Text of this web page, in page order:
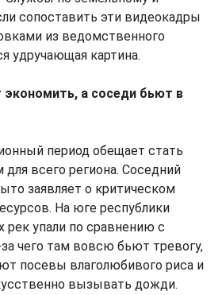
сопоставить эти видеокадры
из ведомственного
удручающая картина.
экономить, а соседи бьют в
период обещает стать
всего региона. Соседний
заявляет о критическом
На юге республики
рек упали по сравнению с
чего там вовсю бьют тревогу,
посевы влаголюбивого риса и
вызывать дожди.